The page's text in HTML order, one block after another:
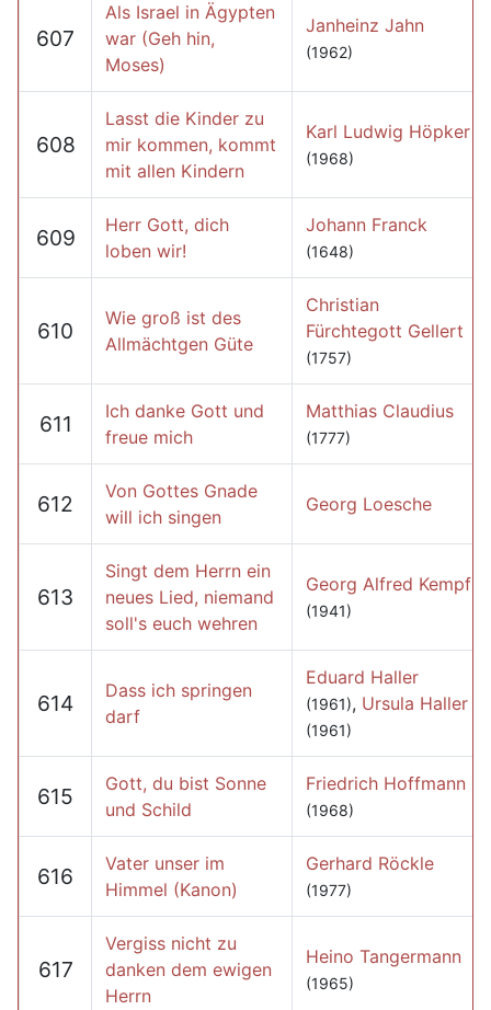
607
Als Israel in Ägypten
war (Geh hin,
Moses)
Janheinz Jahn
(1962)
608
Lasst die Kinder zu
mir kommen, kommt
mit allen Kindern
Karl Ludwig Höpker
(1968)
609
Herr Gott, dich
loben wir!
Johann Franck
(1648)
610
Wie groß ist des
Allmächtgen Güte
Christian
Fürchtegott Gellert
(1757)
611
Ich danke Gott und
freue mich
Matthias Claudius
(1777)
612
Von Gottes Gnade
will ich singen
Georg Loesche
613
Singt dem Herrn ein
neues Lied, niemand
soll's euch wehren
Georg Alfred Kempf
(1941)
614
Dass ich springen
darf
Eduard Haller
(1961), Ursula Haller
(1961)
615
Gott, du bist Sonne
und Schild
Friedrich Hoffmann
(1968)
616
Vater unser im
Himmel (Kanon)
Gerhard Röckle
(1977)
617
Vergiss nicht zu
danken dem ewigen
Herrn
Heino Tangermann
(1965)